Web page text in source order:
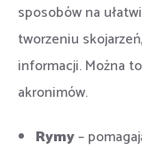
sposobów na
tworzeniu
informacji. Można
akronimów.
Rymy–